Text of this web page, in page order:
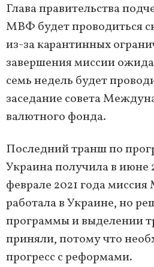
Глава правительства
МВФ будет проводиться
из-за карантинных
завершения миссии
семь недель будет
заседание совета
валютного фонда.
Последний транш по
Украина получила в июне
феврале 2021 года
работала в Украине, но
программы и выделении
приняли, потому что
прогресс с реформами.